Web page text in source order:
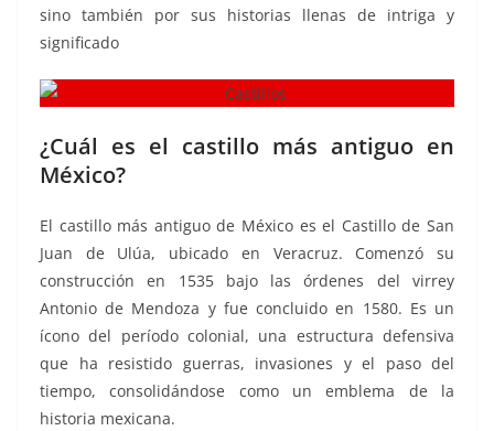
sino también por sus historias llenas de intriga y
significado
¿Cuál es el castillo más antiguo en
México?
El castillo más antiguo de México es el Castillo de San
Juan de Ulúa, ubicado en Veracruz. Comenzó su
construcción en 1535 bajo las órdenes del virrey
Antonio de Mendoza y fue concluido en 1580. Es un
ícono del período colonial, una estructura defensiva
que ha resistido guerras, invasiones y el paso del
tiempo, consolidándose como un emblema de la
historia mexicana.